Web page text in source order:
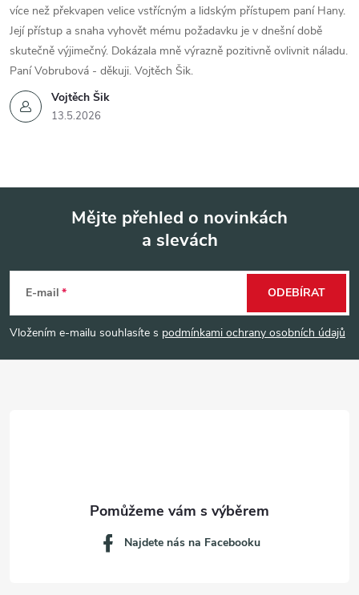
Vojtěch Šik
13.5.2026
více než překvapen velice vstřícným a lidským přístupem paní Hany.
Její přístup a snaha vyhovět mému požadavku je v dnešní době
skutečně výjimečný. Dokázala mně výrazně pozitivně ovlivnit náladu.
Paní Vobrubová - děkuji. Vojtěch Šik.
p
Mějte přehled o novinkách
a slevách
E-mail
Vložením e-mailu souhlasíte s podmínkami ochrany osobních údajů
ODEBÍRAT
Najdete nás na Facebooku